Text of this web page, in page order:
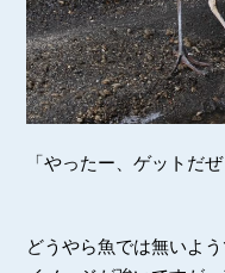
「やったー、ゲットだぜ
どうやら魚では無いよ